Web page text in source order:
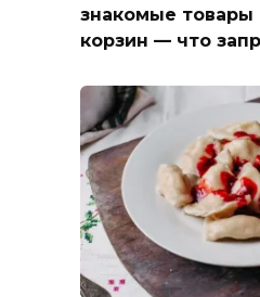
знакомые товары
корзин — что